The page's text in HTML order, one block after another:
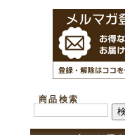
商品検索